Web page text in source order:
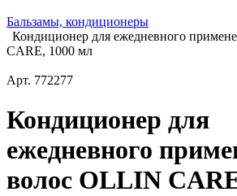
Бальзамы, кондиционеры
Кондиционер для ежедневного
CARE, 1000 мл
Арт. 772277
Кондиционер для
ежедневного
волос OLLIN